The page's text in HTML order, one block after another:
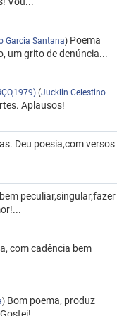
Garcia Santana) Poema
um grito de denúncia...
(Jucklin Celestino
Aplausos!
Deu poesia,com versos
peculiar,singular,fazer
com cadência bem
) Bom poema, produz